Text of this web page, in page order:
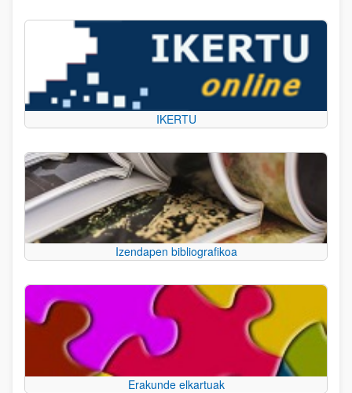
IKERTU
Izendapen bibliografikoa
Erakunde elkartuak